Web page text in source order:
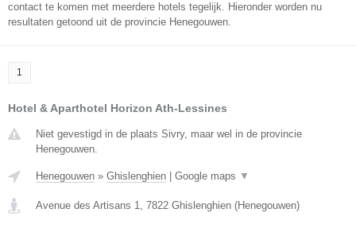
contact te komen met meerdere hotels tegelijk. Hieronder worden nu
resultaten getoond uit de provincie Henegouwen.
1
Hotel & Aparthotel Horizon Ath-Lessines
Niet gevestigd in de plaats Sivry, maar wel in de provincie
Henegouwen.
Henegouwen » Ghislenghien Google maps ▼
Avenue des Artisans 1, 7822 Ghislenghien (Henegouwen)